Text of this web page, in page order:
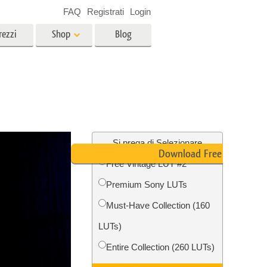
Servizi Foto Restauro
Shop Blog
FAQ Registrati Login
Si prega di Selezionare
Free Vintage LUT #2
Premium Sony LUTs
Must-Have Collection (160
LUTs)
Entire Collection (260 LUTs)
Download Free LUT